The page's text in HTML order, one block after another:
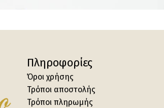
Πληροφορίες
Όροι χρήσης
Τρόποι αποστολής
Τρόποι πληρωμής